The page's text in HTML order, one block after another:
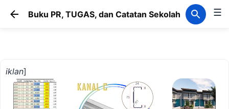
Langsung ke konten utama
Buku PR, TUGAS, dan Catatan Sekolah ☰
iklan]